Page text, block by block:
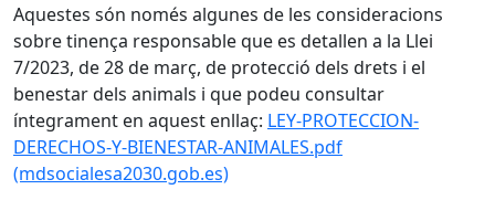
Aquestes són només algunes de les consideracions
sobre tinença responsable que es detallen a la Llei
7/2023, de 28 de març, de protecció dels drets i el
benestar dels animals i que podeu consultar
íntegrament en aquest enllaç: LEY-PROTECCION-
DERECHOS-Y-BIENESTAR-ANIMALES.pdf
(mdsocialesa2030.gob.es)